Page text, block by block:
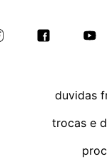
duvidas
trocas e